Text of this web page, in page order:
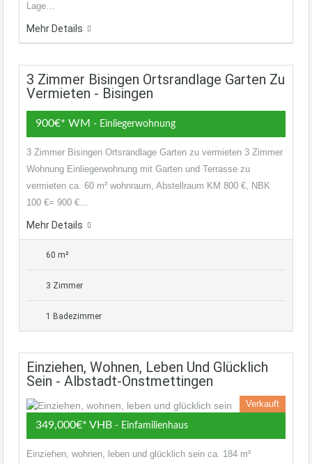
Lage…
Mehr Details
3 Zimmer Bisingen Ortsrandlage Garten Zu
Vermieten - Bisingen
900€* WM - Einliegerwohnung
3 Zimmer Bisingen Ortsrandlage Garten zu vermieten 3 Zimmer
Wohnung Einliegerwohnung mit Garten und Terrasse zu
vermieten ca. 60 m² wohnraum, Abstellraum KM 800 €, NBK
100 €= 900 €…
Mehr Details
60 m²
3 Zimmer
1 Badezimmer
Einziehen, Wohnen, Leben Und Glücklich
Sein - Albstadt-Onstmettingen
Verkauft
349,000€* VHB - Einfamilienhaus
Einziehen, wohnen, leben und glücklich sein ca. 184 m²